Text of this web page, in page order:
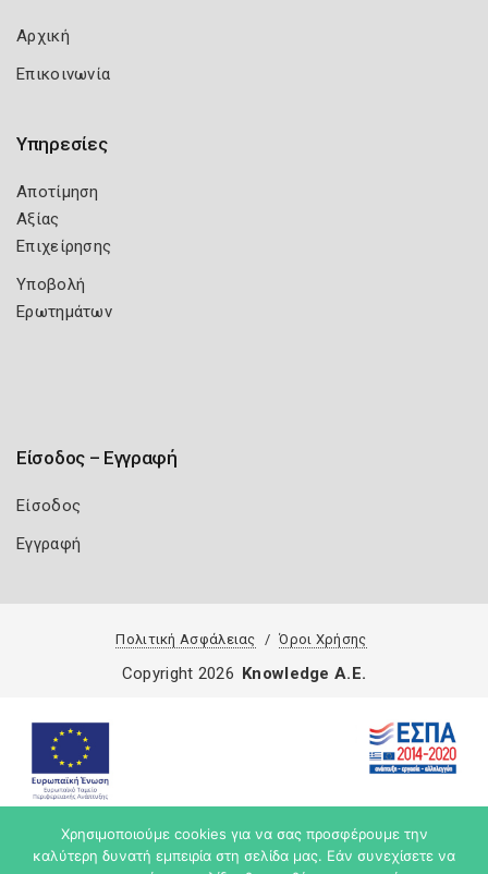
Αρχική
Επικοινωνία
Υπηρεσίες
Αποτίμηση
Αξίας
Επιχείρησης
Υποβολή
Ερωτημάτων
Είσοδος – Εγγραφή
Είσοδος
Εγγραφή
Πολιτική Ασφάλειας Όροι Χρήσης
Χρησιμοποιούμε cookies για να σας προσφέρουμε την
καλύτερη δυνατή εμπειρία στη σελίδα μας. Εάν συνεχίσετε να
Copyright 2026 Knowledge A.E.